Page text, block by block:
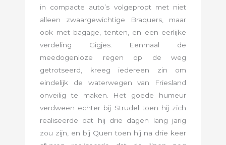
in compacte auto’s volgepropt met niet
alleen zwaargewichtige Braquers, maar
ook met bagage, tenten, en een eerlijke
verdeling Gigjes. Eenmaal de
meedogenloze regen op de weg
getrotseerd, kreeg iedereen zin om
eindelijk de waterwegen van Friesland
onveilig te maken. Het goede humeur
verdween echter bij Strüdel toen hij zich
realiseerde dat hij drie dagen lang jarig
zou zijn, en bij Quen toen hij na drie keer